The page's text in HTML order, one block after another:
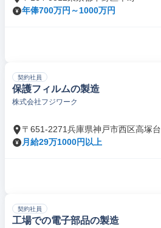
年俸700万円～1000万円
契約社員
保護フィルムの製造
株式会社フジワーク
〒651-2271兵庫県神戸市西区高塚台
月給29万1000円以上
契約社員
工場での電子部品の製造